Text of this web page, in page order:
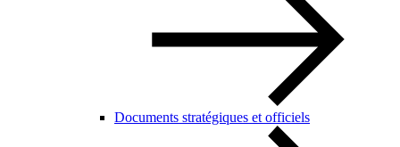
Documents stratégiques et officiels